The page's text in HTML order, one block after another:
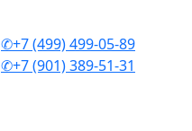
✆+7 (499) 499-05-89
✆+7 (901) 389-51-31